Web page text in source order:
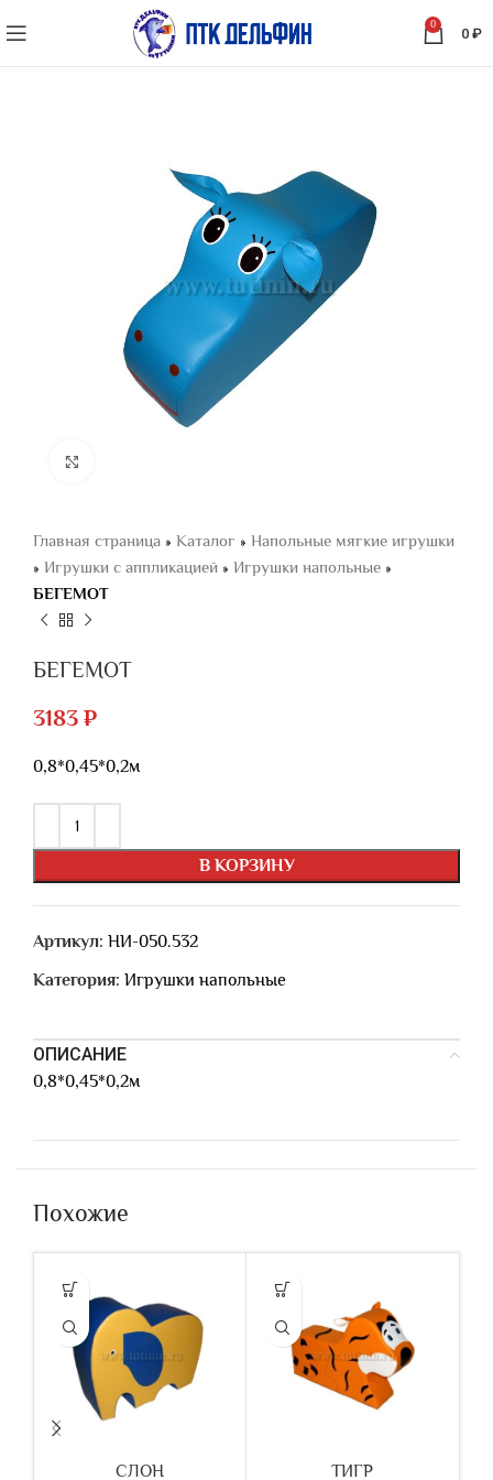
0
0 ₽
Главная страница » Каталог » Напольные мягкие игрушки
» Игрушки с аппликацией » Игрушки напольные »
БЕГЕМОТ
БЕГЕМОТ
3183 ₽
0,8*0,45*0,2м
В КОРЗИНУ
Артикул: НИ-050.532
Категория: Игрушки напольные
ОПИСАНИЕ
0,8*0,45*0,2м
Похожие
СЛОН ТИГР